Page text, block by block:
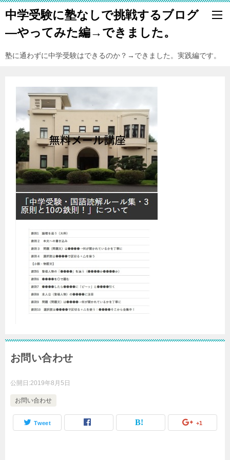
中学受験に塾なしで挑戦するブログ
―やってみた編→できました。
塾に通わずに中学受験はできるのか？→できました。実践編です。
お問い合わせ
公開日:2019年8月5日
お問い合わせ
Tweet +1